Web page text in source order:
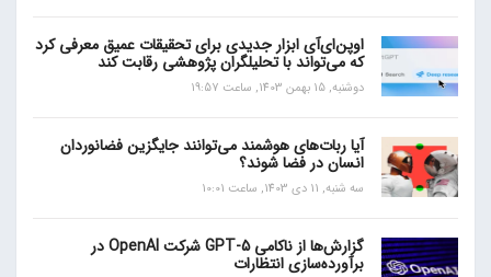
اوپن‌ای‌آی ابزار جدیدی برای تحقیقات عمیق معرفی کرد
که می‌تواند با تحلیلگران پژوهشی رقابت کند
دوشنبه, 15 بهمن 1403, ساعت 19:57
آیا ربات‌های هوشمند می‌توانند جایگزین فضانوردان
انسان در فضا شوند؟
سه شنبه, 11 دی 1403, ساعت 10:01
گزارش‌ها از ناکامی GPT-5 شرکت OpenAI در
برآورده‌سازی انتظارات